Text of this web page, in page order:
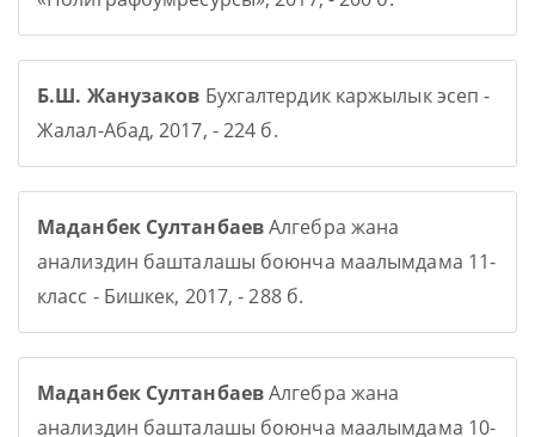
Б.Ш. Жанузаков Бухгалтердик каржылык эсеп -
Жалал-Абад, 2017, - 224 б.
Маданбек СултанбаевАлгебра жана
анализдин башталашы боюнча маалымдама 11-
класс - Бишкек, 2017, - 288 б.
Маданбек СултанбаевАлгебра жана
анализдин башталашы боюнча маалымдама 10-